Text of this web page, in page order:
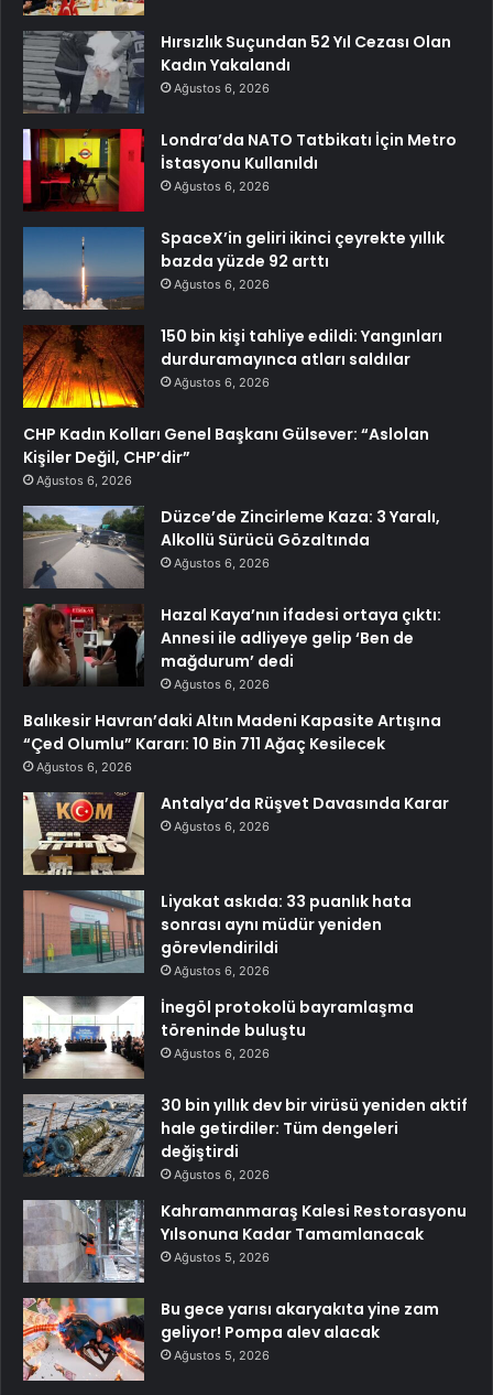
Hırsızlık Suçundan 52 Yıl Cezası Olan
Kadın Yakalandı
Ağustos 6, 2026
Londra’da NATO Tatbikatı İçin Metro
İstasyonu Kullanıldı
Ağustos 6, 2026
SpaceX’in geliri ikinci çeyrekte yıllık
bazda yüzde 92 arttı
Ağustos 6, 2026
150 bin kişi tahliye edildi: Yangınları
durduramayınca atları saldılar
Ağustos 6, 2026
CHP Kadın Kolları Genel Başkanı Gülsever: “Aslolan
Kişiler Değil, CHP’dir”
Ağustos 6, 2026
Düzce’de Zincirleme Kaza: 3 Yaralı,
Alkollü Sürücü Gözaltında
Ağustos 6, 2026
Hazal Kaya’nın ifadesi ortaya çıktı:
Annesi ile adliyeye gelip ‘Ben de
mağdurum’ dedi
Ağustos 6, 2026
Balıkesir Havran’daki Altın Madeni Kapasite Artışına
“Çed Olumlu” Kararı: 10 Bin 711 Ağaç Kesilecek
Ağustos 6, 2026
Antalya’da Rüşvet Davasında Karar
Ağustos 6, 2026
Liyakat askıda: 33 puanlık hata
sonrası aynı müdür yeniden
görevlendirildi
Ağustos 6, 2026
İnegöl protokolü bayramlaşma
töreninde buluştu
Ağustos 6, 2026
30 bin yıllık dev bir virüsü yeniden aktif
hale getirdiler: Tüm dengeleri
değiştirdi
Ağustos 6, 2026
Kahramanmaraş Kalesi Restorasyonu
Yılsonuna Kadar Tamamlanacak
Ağustos 5, 2026
Bu gece yarısı akaryakıta yine zam
geliyor! Pompa alev alacak
Ağustos 5, 2026